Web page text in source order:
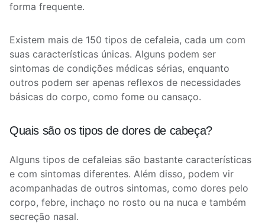
forma frequente.
Existem mais de 150 tipos de cefaleia, cada um com
suas características únicas. Alguns podem ser
sintomas de condições médicas sérias, enquanto
outros podem ser apenas reflexos de necessidades
básicas do corpo, como fome ou cansaço.
Quais são os tipos de dores de cabeça?
Alguns tipos de cefaleias são bastante características
e com sintomas diferentes. Além disso, podem vir
acompanhadas de outros sintomas, como dores pelo
corpo, febre, inchaço no rosto ou na nuca e também
secreção nasal.